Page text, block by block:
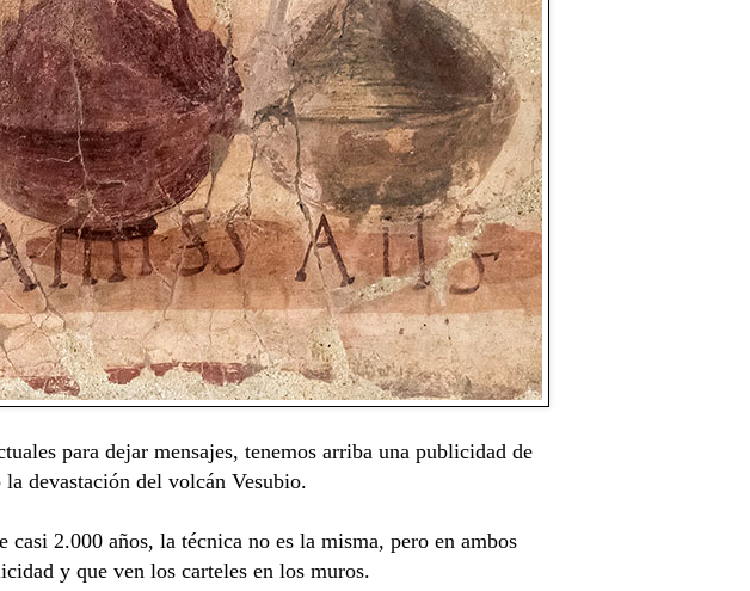
para dejar mensajes, tenemos arriba una publicidad de
devastación del volcán Vesubio.
2.000 años, la técnica no es la misma, pero en ambos
y que ven los carteles en los muros.